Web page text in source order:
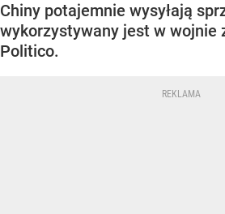
Chiny potajemnie wysyłają
wykorzystywany jest w wojnie
Politico.